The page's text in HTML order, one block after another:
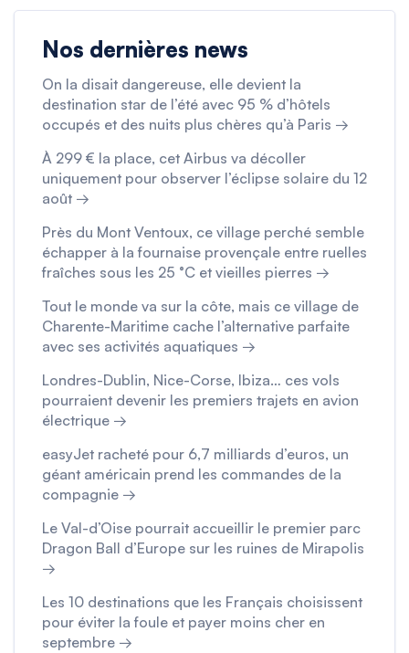
Nos dernières news
On la disait dangereuse, elle devient la
destination star de l’été avec 95 % d’hôtels
occupés et des nuits plus chères qu’à Paris →
À 299 € la place, cet Airbus va décoller
uniquement pour observer l’éclipse solaire du 12
août →
Près du Mont Ventoux, ce village perché semble
échapper à la fournaise provençale entre ruelles
fraîches sous les 25 °C et vieilles pierres →
Tout le monde va sur la côte, mais ce village de
Charente-Maritime cache l’alternative parfaite
avec ses activités aquatiques →
Londres-Dublin, Nice-Corse, Ibiza… ces vols
pourraient devenir les premiers trajets en avion
électrique →
easyJet racheté pour 6,7 milliards d’euros, un
géant américain prend les commandes de la
compagnie →
Le Val-d’Oise pourrait accueillir le premier parc
Dragon Ball d’Europe sur les ruines de Mirapolis
→
Les 10 destinations que les Français choisissent
pour éviter la foule et payer moins cher en
septembre →